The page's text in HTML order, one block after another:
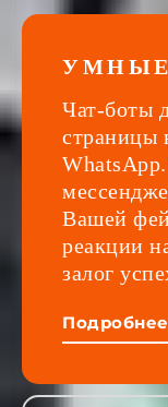
Чат-боты
страницы
Вашей
реакции
залог
Подробнее